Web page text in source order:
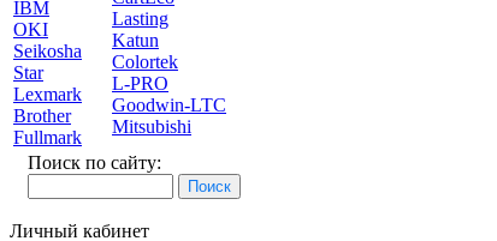
IBM
OKI
Seikosha
Star
Lexmark
Brother
Fullmark
Lasting
Katun
Colortek
L-PRO
Goodwin-LTC
Mitsubishi
Поиск по сайту:
Личный кабинет